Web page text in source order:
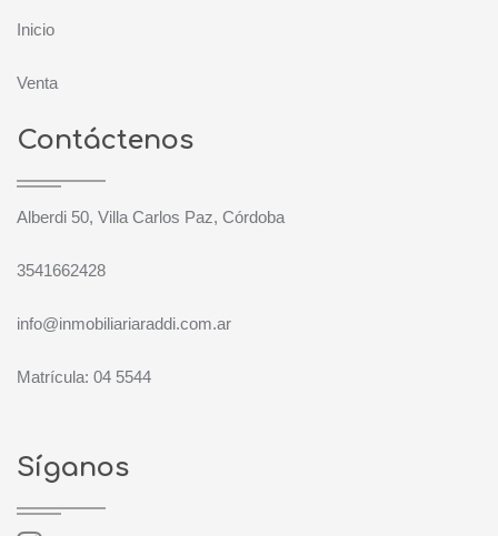
Inicio
Venta
Contáctenos
Alberdi 50, Villa Carlos Paz, Córdoba
3541662428
info@inmobiliariaraddi.com.ar
Matrícula: 04 5544
Síganos